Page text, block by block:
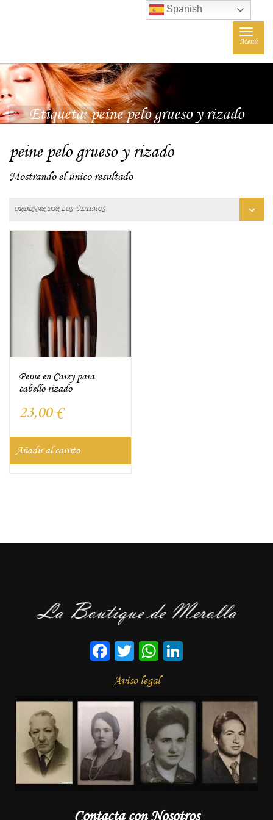
Toggle
Menú
Etiqueta:peine pelo grueso y rizado
peine pelo grueso y rizado
Mostrando el único resultado
Peine en Carey para
cabello rizado
23,00 €
Añadir al carrito
Facebook
TwitterWhatsApp
Aviso legal
Spanish